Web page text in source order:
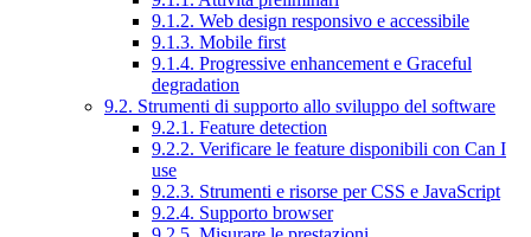
9.1.2. Web design responsivo e accessibile
9.1.3. Mobile first
9.1.4. Progressive enhancement e Graceful
degradation
9.2. Strumenti di supporto allo sviluppo del software
9.2.1. Feature detection
9.2.2. Verificare le feature disponibili con Can I
use
9.2.3. Strumenti e risorse per CSS e JavaScript
9.2.4. Supporto browser